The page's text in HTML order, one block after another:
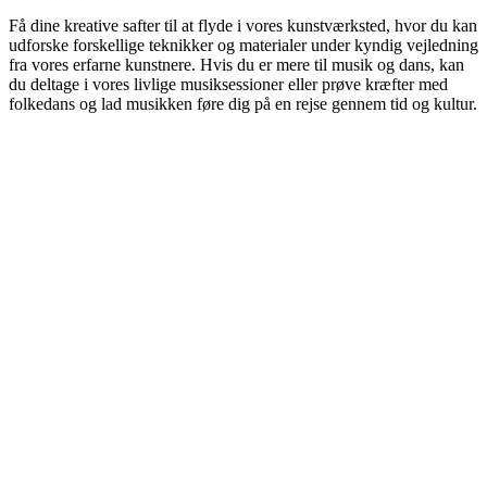
Få dine kreative safter til at flyde i vores kunstværksted, hvor du kan
udforske forskellige teknikker og materialer under kyndig vejledning
fra vores erfarne kunstnere. Hvis du er mere til musik og dans, kan
du deltage i vores livlige musiksessioner eller prøve kræfter med
folkedans og lad musikken føre dig på en rejse gennem tid og kultur.